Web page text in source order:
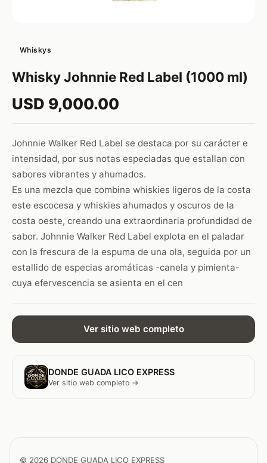
Whiskys
Whisky Johnnie Red Label (1000 ml)
USD 9,000.00
Johnnie Walker Red Label se destaca por su carácter e
intensidad, por sus notas especiadas que estallan con
sabores vibrantes y ahumados.
Es una mezcla que combina whiskies ligeros de la costa
este escocesa y whiskies ahumados y oscuros de la
costa oeste, creando una extraordinaria profundidad de
sabor. Johnnie Walker Red Label explota en el paladar
con la frescura de la espuma de una ola, seguida por un
estallido de especias aromáticas -canela y pimienta-
cuya efervescencia se asienta en el cen
Ver sitio web completo
DONDE GUADA LICO EXPRESS
Ver sitio web completo →
© 2026 DONDE GUADA LICO EXPRESS